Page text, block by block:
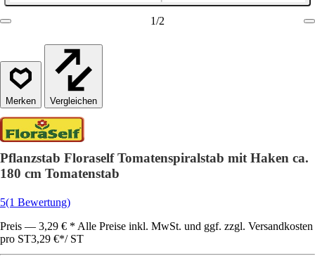
1/2
Vergleichen
Pflanzstab Floraself Tomatenspiralstab mit Haken ca.
180 cm Tomatenstab
5(1 Bewertung)
Preis — 3,29 € * Alle Preise inkl. MwSt. und ggf. zzgl. Versandkosten
pro ST3,29 €*/ ST